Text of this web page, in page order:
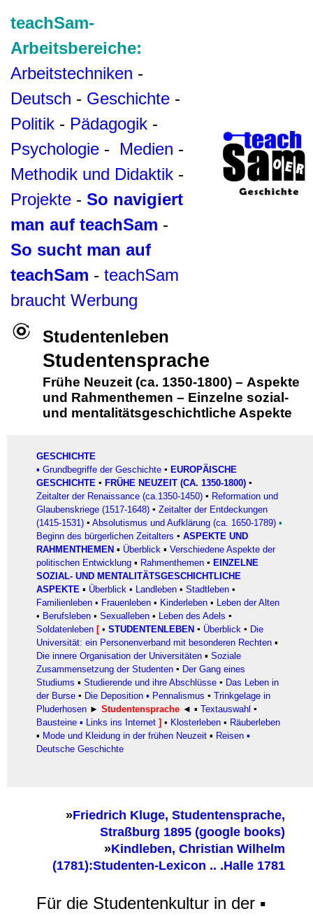
teachSam-
Arbeitsbereiche:
Arbeitstechniken -
Deutsch - Geschichte -
Politik - Pädagogik -
Psychologie - Medien -
Methodik und Didaktik -
Projekte - So navigiert
man auf teachSam -
So sucht man auf
teachSam - teachSam
braucht Werbung
Studentenleben
Studentensprache
Frühe Neuzeit (ca. 1350-1800) – Aspekte
und Rahmenthemen – Einzelne sozial-
und mentalitätsgeschichtliche Aspekte
GESCHICHTE
▪ Grundbegriffe der Geschichte ▪ EUROPÄISCHE
GESCHICHTE ▪ FRÜHE NEUZEIT (CA. 1350-1800) ▪
Zeitalter der Renaissance (ca.1350-1450) ▪ Reformation und
Glaubenskriege (1517-1648) ▪ Zeitalter der Entdeckungen
(1415-1531) ▪ Absolutismus und Aufklärung (ca. 1650-1789) ▪
Beginn des bürgerlichen Zeitalters ▪ ASPEKTE UND
RAHMENTHEMEN ▪ Überblick ▪ Verschiedene Aspekte der
politischen Entwicklung ▪ Rahmenthemen ▪ EINZELNE
SOZIAL- UND MENTALITÄTSGESCHICHTLICHE
ASPEKTE ▪ Überblick • Landleben • Stadtleben •
Familienleben • Frauenleben • Kinderleben • Leben der Alten
• Berufsleben • Sexualleben • Leben des Adels ▪
Soldatenleben [ • STUDENTENLEBEN ▪ Überblick ▪ Die
Universität: ein Personenverband mit besonderen Rechten ▪
Die innere Organisation der Universitäten ▪ Soziale
Zusammensetzung der Studenten ▪ Der Gang eines
Studiums ▪ Studierende und ihre Abschlüsse ▪ Das Leben in
der Burse ▪ Die Deposition ▪ Pennalismus ▪ Trinkgelage in
Pluderhosen ► Studentensprache ◄ ▪ Textauswahl ▪
Bausteine ▪ Links ins Internet ] • Klosterleben • Räuberleben
▪ Mode und Kleidung in der frühen Neuzeit ▪ Reisen ▪
Deutsche Geschichte
»Friedrich Kluge, Studentensprache,
Straßburg 1895 (google books)
»Kindleben, Christian Wilhelm
(1781):Studenten-Lexicon .. .Halle 1781
Für die Studentenkultur in der ▪